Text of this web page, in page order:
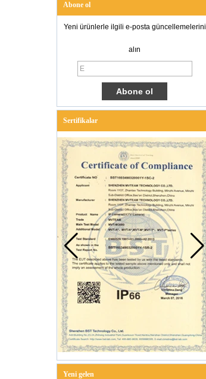
Abone ol
Yeni ürünlerle ilgili e-posta güncellemelerini
alın
Sertifikalar
Yeni gelen